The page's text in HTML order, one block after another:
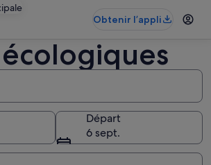
Obtenir l’appli
Départ
6 sept.